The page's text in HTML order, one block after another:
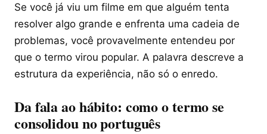
Se você já viu um filme em que alguém tenta
resolver algo grande e enfrenta uma cadeia de
problemas, você provavelmente entendeu por
que o termo virou popular. A palavra descreve a
estrutura da experiência, não só o enredo.
Da fala ao hábito: como o termo se
consolidou no português